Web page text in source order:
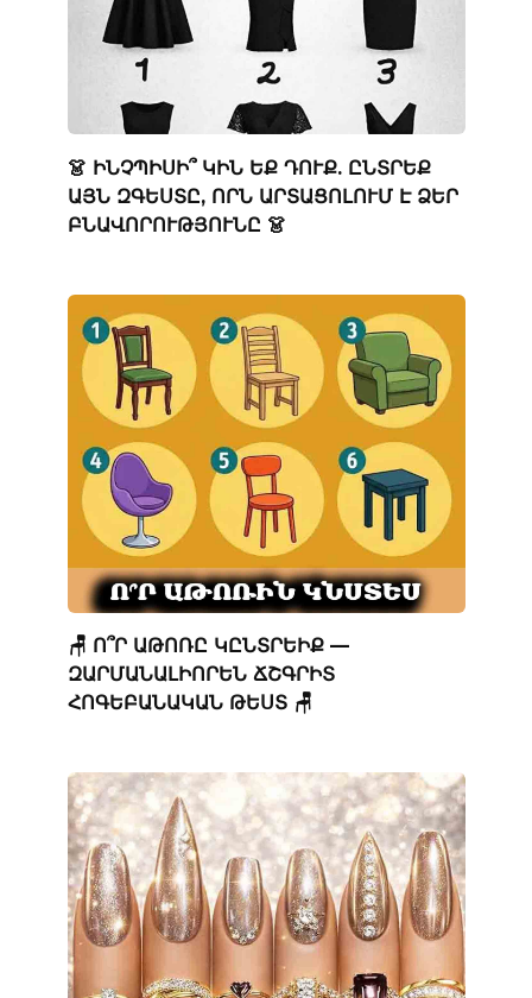
👗 ԻՆՉՊԻՍԻ՞ ԿԻՆ ԵՔ ԴՈՒՔ. ԸՆՏՐԵՔ
ԱՅՆ ԶԳԵՍՏԸ, ՈՐՆ ԱՐՏԱՑՈԼՈՒՄ Է ՁԵՐ
ԲՆԱՎՈՐՈՒԹՅՈՒՆԸ 👗
🪑 Ո՞Ր ԱԹՈՌԸ ԿԸՆՏՐԵԻՔ —
ԶԱՐՄԱՆԱԼԻՈՐԵՆ ՃՇԳՐԻՏ
ՀՈԳԵԲԱՆԱԿԱՆ ԹԵՍՏ 🪑